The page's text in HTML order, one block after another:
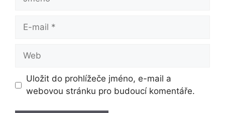
Web
Uložit do prohlížeče jméno, e-mail a
webovou stránku pro budoucí komentáře.